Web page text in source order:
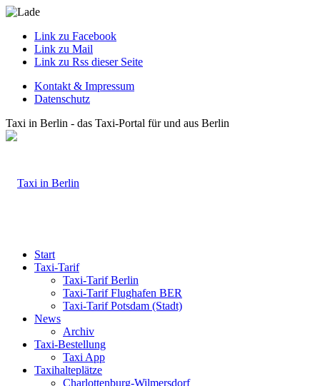
Link zu Facebook
Link zu Mail
Link zu Rss dieser Seite
Kontakt & Impressum
Datenschutz
Taxi in Berlin - das Taxi-Portal für und aus Berlin
Start
Taxi-Tarif
Taxi-Tarif Berlin
Taxi-Tarif Flughafen BER
Taxi-Tarif Potsdam (Stadt)
News
Archiv
Taxi-Bestellung
Taxi App
Taxihalteplätze
Charlottenburg-Wilmersdorf